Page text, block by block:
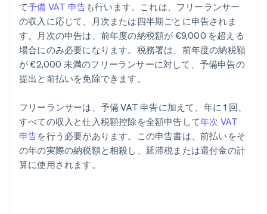
て予備 VAT 申告も行います。これは、フリーランサー
の収入に応じて、月次または四半期ごとに申告されま
す。月次の申告は、前年度の納税額が €9,000 を超える
場合にのみ必要になります。税務署は、前年度の納税額
が €2,000 未満のフリーランサーに対して、予備申告の
提出と前払いを免除できます。
フリーランサーは、予備 VAT 申告に加えて、年に 1 回、
すべての収入と仕入税額控除を全額申告して年次 VAT
申告を行う必要があります。この申告書は、前払いをそ
の年の実際の納税額と相殺し、延滞税または還付金の計
算に使用されます。